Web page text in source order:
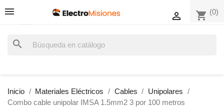
shopping_cart (0)

search
Inicio Materiales Eléctricos Cables
Unipolares
Combo cable unipolar IMSA 1.5mm2 3 por 100 metros